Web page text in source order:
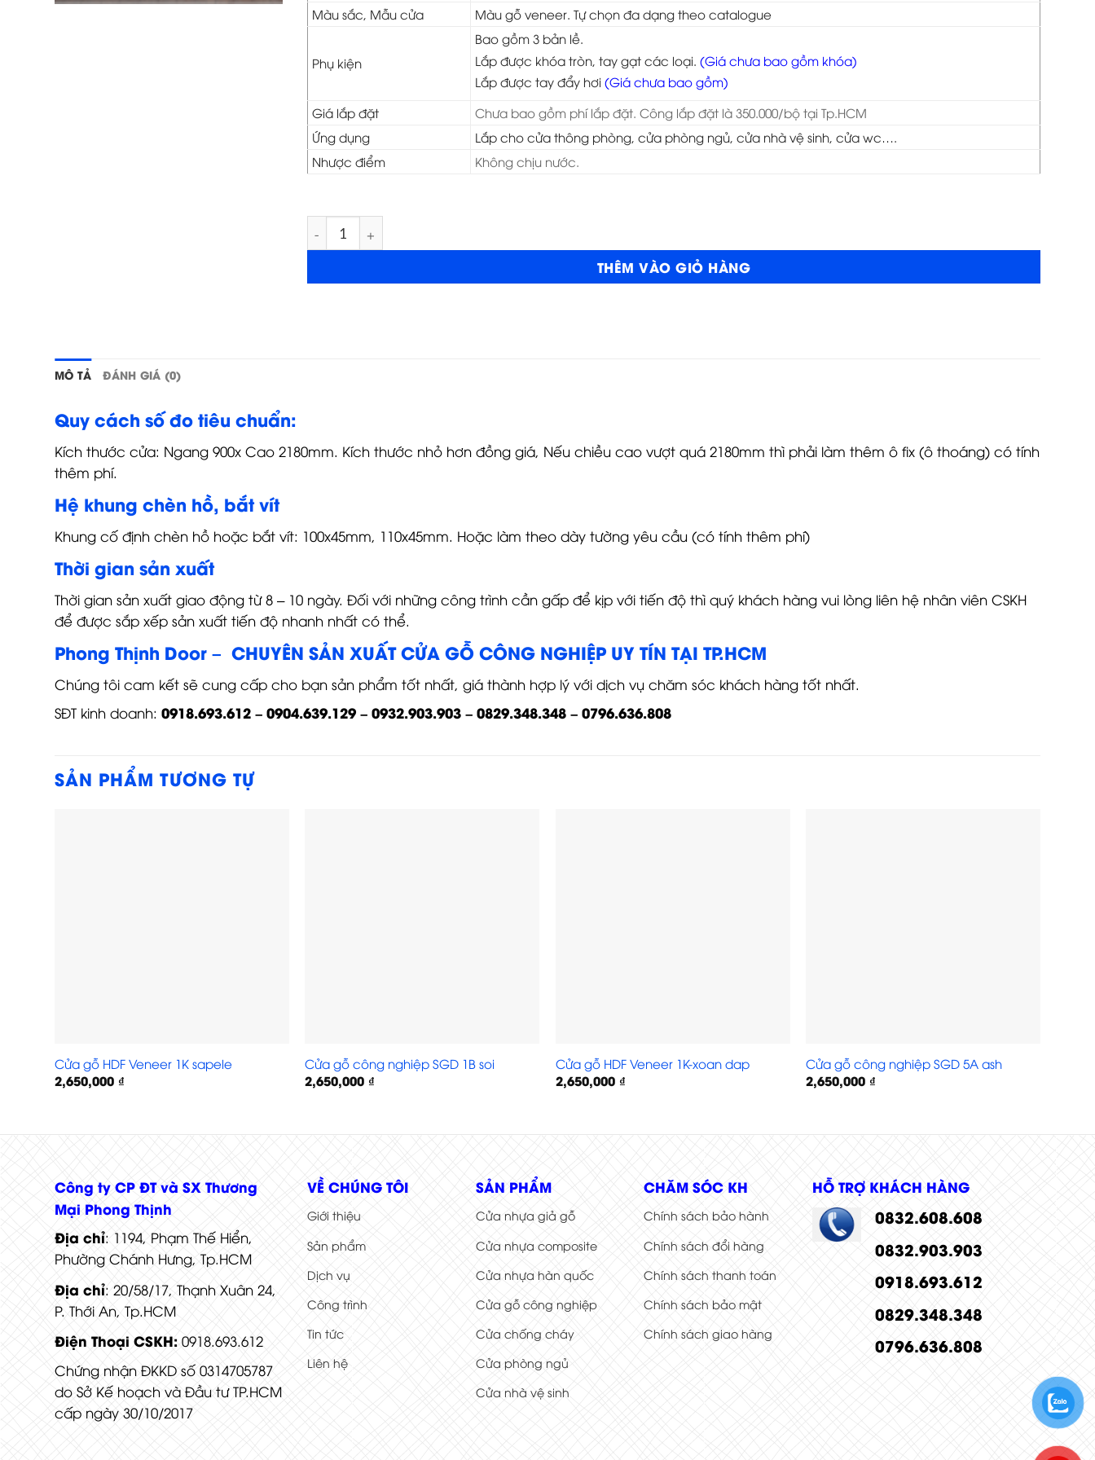
Màu sắc, Mẫu cửa
Màu gỗ veneer. Tự chọn đa dạng theo catalogue
Phụ kiện
Bao gồm 3 bản lề.
Lắp được khóa tròn, tay gạt các loại. (Giá chưa bao gồm khóa)
Lắp được tay đẩy hơi (Giá chưa bao gồm)
Giá lắp đặt
Chưa bao gồm phí lắp đặt. Công lắp đặt là 350.000/bộ tại Tp.HCM
Ứng dụng
Lắp cho cửa thông phòng, cửa phòng ngủ, cửa nhà vệ sinh, cửa wc….
Nhược điểm
Không chịu nước.
Cửa gỗ công nghiệp HDF Veneer 3A cam xe số lượng
THÊM VÀO GIỎ HÀNG
MÔ TẢ ĐÁNH GIÁ (0)
Quy cách số đo tiêu chuẩn:
Kích thước cửa: Ngang 900x Cao 2180mm. Kích thước nhỏ hơn đồng giá, Nếu chiều cao vượt quá 2180mm thì phải làm thêm ô fix (ô thoáng) có tính
thêm phí.
Hệ khung chèn hồ, bắt vít
Khung cố định chèn hồ hoặc bắt vít: 100x45mm, 110x45mm. Hoặc làm theo dày tường yêu cầu (có tính thêm phí)
Thời gian sản xuất
Thời gian sản xuất giao động từ 8 – 10 ngày. Đối với những công trình cần gấp để kịp với tiến độ thì quý khách hàng vui lòng liên hệ nhân viên CSKH
để được sắp xếp sản xuất tiến độ nhanh nhất có thể.
Phong Thịnh Door – CHUYÊN SẢN XUẤT CỬA GỖ CÔNG NGHIỆP UY TÍN TẠI TP.HCM
Chúng tôi cam kết sẽ cung cấp cho bạn sản phẩm tốt nhất, giá thành hợp lý với dịch vụ chăm sóc khách hàng tốt nhất.
SĐT kinh doanh: 0918.693.612 – 0904.639.129 – 0932.903.903 – 0829.348.348 – 0796.636.808
SẢN PHẨM TƯƠNG TỰ
Cửa gỗ HDF Veneer 1K sapele
2,650,000 ₫
Cửa gỗ công nghiệp SGD 1B soi
2,650,000 ₫
Cửa gỗ HDF Veneer 1K-xoan dap
2,650,000 ₫
Cửa gỗ công nghiệp SGD 5A ash
2,650,000 ₫
Công ty CP ĐT và SX Thương
Mại Phong Thịnh
Địa chỉ: 1194, Phạm Thế Hiển,
Phường Chánh Hưng, Tp.HCM
Địa chỉ: 20/58/17, Thạnh Xuân 24,
P. Thới An, Tp.HCM
Điện Thoại CSKH: 0918.693.612
Chứng nhận ĐKKD số 0314705787
do Sở Kế hoạch và Đầu tư TP.HCM
cấp ngày 30/10/2017
VỀ CHÚNG TÔI
Giới thiệu
Sản phẩm
Dịch vụ
Công trình
Tin tức
Liên hệ
SẢN PHẨM
Cửa nhựa giả gỗ
Cửa nhựa composite
Cửa nhựa hàn quốc
Cửa gỗ công nghiệp
Cửa chống cháy
Cửa phòng ngủ
Cửa nhà vệ sinh
CHĂM SÓC KH
Chính sách bảo hành
Chính sách đổi hàng
Chính sách thanh toán
Chính sách bảo mật
Chính sách giao hàng
HỖ TRỢ KHÁCH HÀNG
0832.608.608
0832.903.903
0918.693.612
0829.348.348
0796.636.808